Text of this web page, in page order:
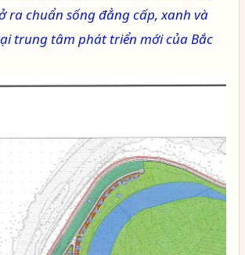
ra chuẩn sống đẳng cấp, xanh và
trung tâm phát triển mới của Bắc